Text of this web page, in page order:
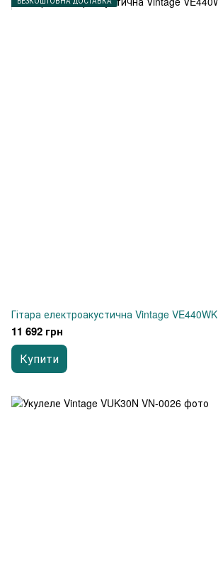
Гітара електроакустична Vintage VE440WK
11 692 грн
Купити